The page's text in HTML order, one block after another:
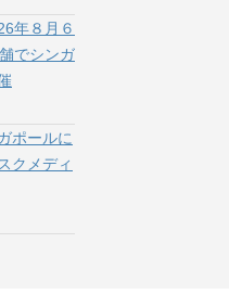
年８月６
でシンガ
ポールに
クメディ